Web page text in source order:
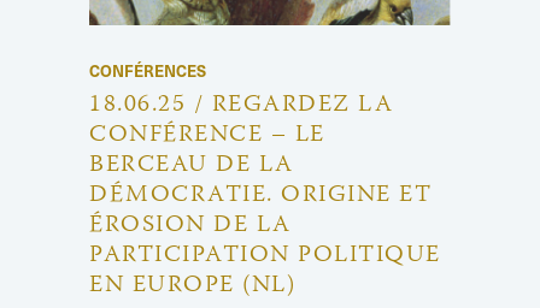
CONFÉRENCES
18.06.25 / REGARDEZ LA
CONFÉRENCE – LE
BERCEAU DE LA
DÉMOCRATIE. ORIGINE ET
ÉROSION DE LA
PARTICIPATION POLITIQUE
EN EUROPE (NL)